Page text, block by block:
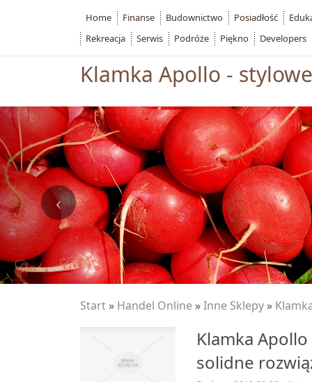
Klamka Apollo -
Start » Handel Online »Inne Sklepy »
Klamka
solidne
Home Finanse Budownictwo Posiadłość
Rekreacja
Serwis Podróże Piękno Developers